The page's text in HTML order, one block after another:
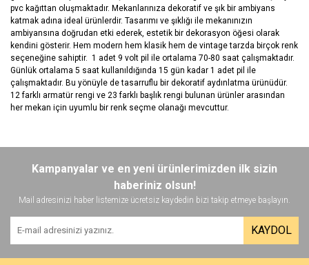
pvc kağıttan oluşmaktadır. Mekanlarınıza dekoratif ve şık bir ambiyans
katmak adına ideal ürünlerdir. Tasarımı ve şıklığı ile mekanınızın
ambiyansına doğrudan etki ederek, estetik bir dekorasyon öğesi olarak
kendini gösterir. Hem modern hem klasik hem de vintage tarzda birçok renk
seçeneğine sahiptir. 1 adet 9 volt pil ile ortalama 70-80 saat çalışmaktadır.
Günlük ortalama 5 saat kullanıldığında 15 gün kadar 1 adet pil ile
çalışmaktadır. Bu yönüyle de tasarruflu bir dekoratif aydınlatma ürünüdür.
12 farklı armatür rengi ve 23 farklı başlık rengi bulunan ürünler arasından
her mekan için uyumlu bir renk seçme olanağı mevcuttur.
Bu ürüne ilk yorumu siz yapın!
Yorum Yaz
tarafımıza iletebilirsiniz.
Görüş ve önerileriniz için teşekkür ederiz.
Ürün resmi kalitesiz, bozuk veya görüntülenemiyor.
Ürün açıklamasında eksik bilgiler bulunuyor.
Kampanyalar ve en yeni ürünlerimizden ilk sizin
haberiniz olsun!
Mail adresinizi haber listemize ücretsiz kaydedin bizi takip etmeye başlayın.
KAYDOL